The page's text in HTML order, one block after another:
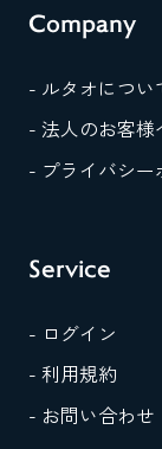
Company
- ルタオについ
- 法人のお客様
- プライバシー
Service
- ログイン
- 利用規約
- お問い合わせ